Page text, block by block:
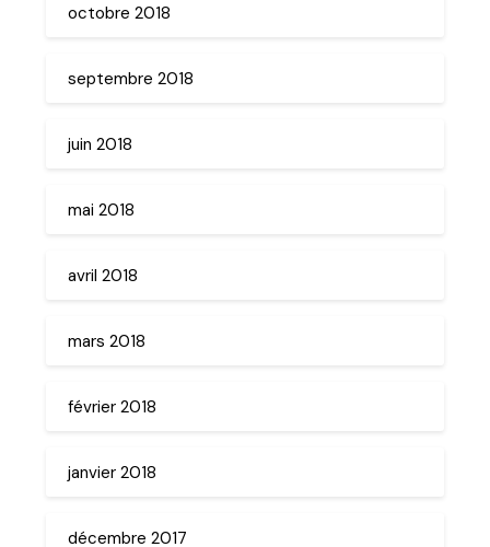
octobre 2018
septembre 2018
juin 2018
mai 2018
avril 2018
mars 2018
février 2018
janvier 2018
décembre 2017